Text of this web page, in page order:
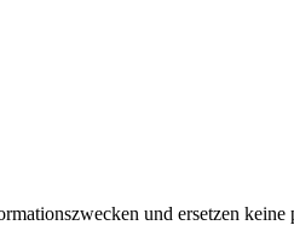
und ersetzen keine